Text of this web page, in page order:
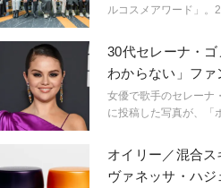
ルコスメアワード」。
価審査基準を制定した
トし、今年5年目を迎
の授賞式が合同展示会
されました。
30代セレーナ・
わからない」フ
の使用を告白
女優で歌手のセレーナ
に投稿した写真が、「
る大人気コスメブラ
ィ）」を宣伝するため
したが、製品よりも彼
オイリー／混合ス
ヴァネッサ・ハ